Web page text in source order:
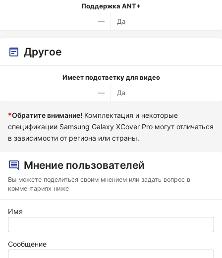
Поддержка ANT+
—
Да
Другое
Имеет подстветку для видео
—
Да
*Обратите внимание! Комплектация и некоторые
спецификации Samsung Galaxy XCover Pro могут отличаться
в зависимости от региона или страны.
Мнение пользователей
Вы можете поделиться своим мнением или задать вопрос в
комментариях ниже
Имя
Сообщение